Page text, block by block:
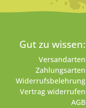
Gut zu wissen:
Versandarten
Zahlungsarten
Widerrufsbelehrung
Vertrag widerrufen
AGB